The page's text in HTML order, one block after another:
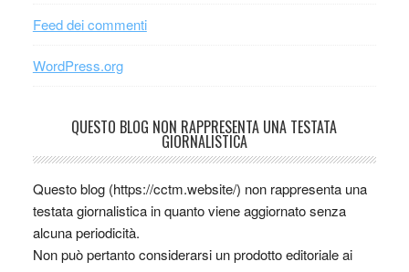
Feed dei commenti
WordPress.org
QUESTO BLOG NON RAPPRESENTA UNA TESTATA
GIORNALISTICA
Questo blog (https://cctm.website/) non rappresenta una
testata giornalistica in quanto viene aggiornato senza
alcuna periodicità.
Non può pertanto considerarsi un prodotto editoriale ai